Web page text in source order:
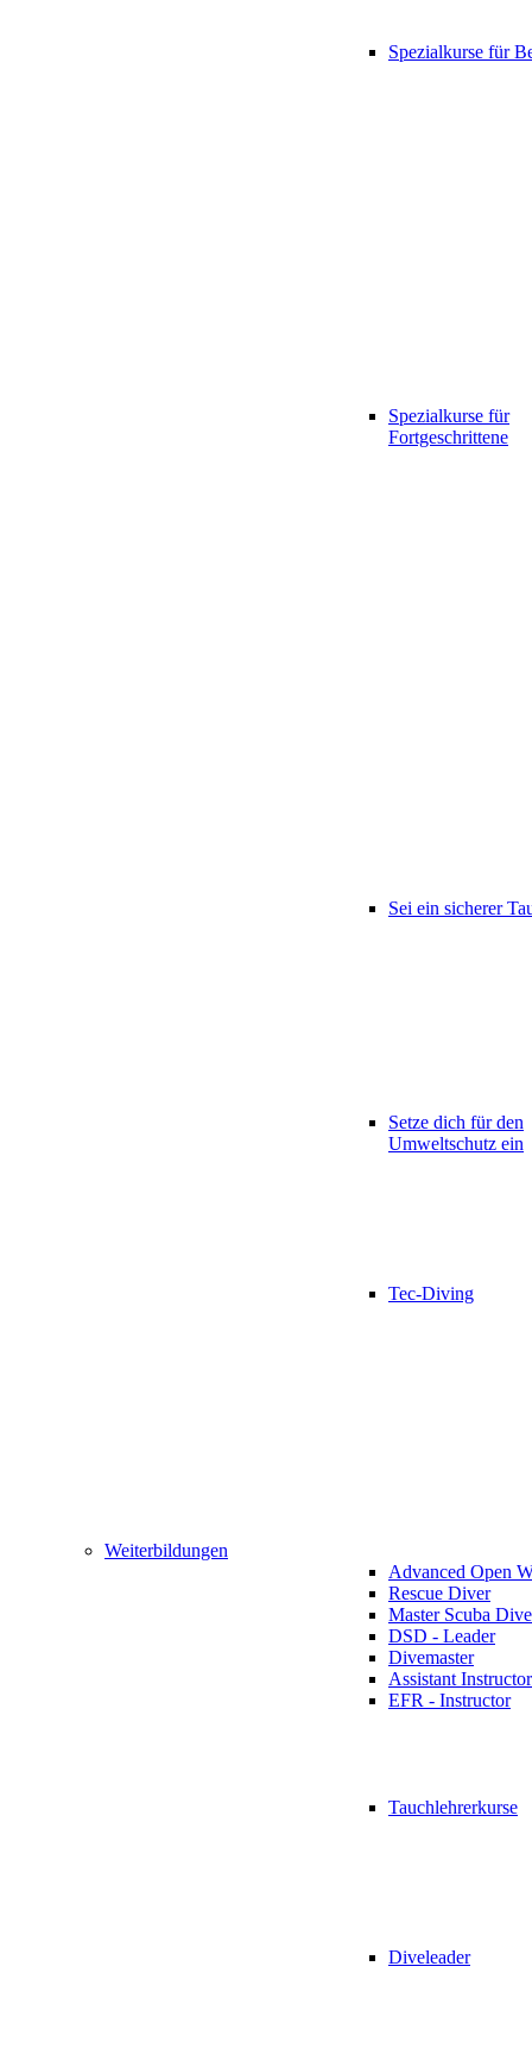
Spezialkurse für
Spezialkurse für
Fortgeschrittene
Sei ein sicherer
Setze dich für den
Umweltschutz ein
Tec-Diving
Weiterbildungen
Advanced Open
Rescue Diver
Master Scuba
DSD - Leader
Divemaster
Assistant Instructor
EFR - Instructor
Tauchlehrerkurse
Diveleader